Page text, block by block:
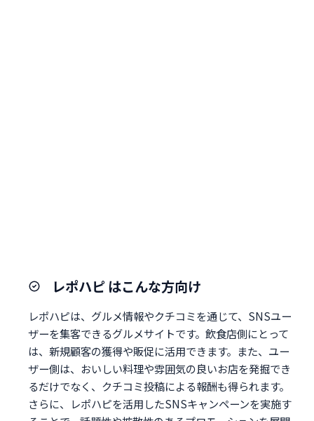
レポハピ はこんな方向け
レポハピは、グルメ情報やクチコミを通じて、SNSユー
ザーを集客できるグルメサイトです。飲食店側にとって
は、新規顧客の獲得や販促に活用できます。また、ユー
ザー側は、おいしい料理や雰囲気の良いお店を発掘でき
るだけでなく、クチコミ投稿による報酬も得られます。
さらに、レポハピを活用したSNSキャンペーンを実施す